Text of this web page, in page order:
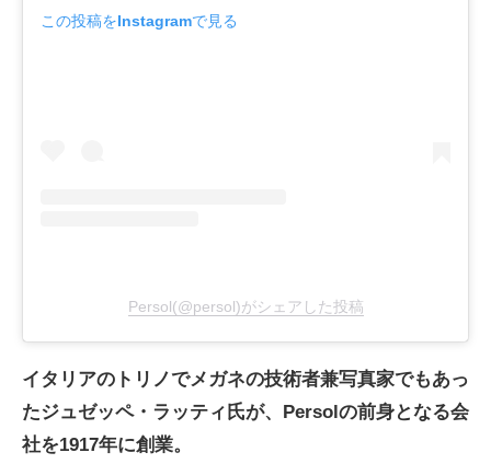
この投稿をInstagramで見る
Persol(@persol)がシェアした投稿
イタリアのトリノでメガネの技術者兼写真家でもあっ
たジュゼッペ・ラッティ氏が、Persolの前身となる会
社を1917年に創業。